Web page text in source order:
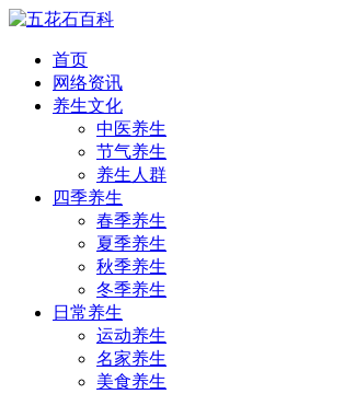
首页
网络资讯
养生文化
中医养生
节气养生
养生人群
四季养生
春季养生
夏季养生
秋季养生
冬季养生
日常养生
运动养生
名家养生
美食养生